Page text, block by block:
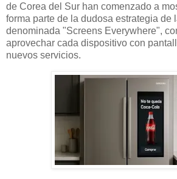
de Corea del Sur han comenzado a
forma parte de la dudosa estrategia de
denominada "Screens Everywhere",
aprovechar cada dispositivo con
nuevos servicios.